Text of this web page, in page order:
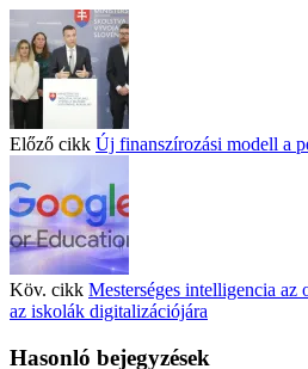
Előző cikk Új finanszírozási modell a
Köv. cikk Mesterséges intelligencia az
az iskolák digitalizációjára
Hasonló bejegyzések